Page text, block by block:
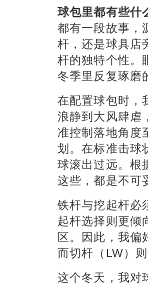
球包里都有些什
都有一段故事
杆，还是球具店
杆的独特个性。
冬季里反复琢磨
在配置球包时，
浪静到大风肆虐
准控制落地角度
划。在标准击球
球滚出过远。根
这些，都是不可
铁杆与挖起杆必
起杆选择则更
区。因此，我偏
而切杆（LW）
这个冬天，我对